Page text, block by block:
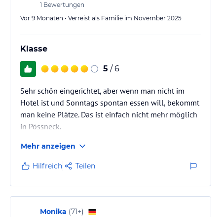
1 Bewertungen
Vor 9 Monaten • Verreist als Familie im November 2025
Klasse
5 / 6
Sehr schön eingerichtet, aber wenn man nicht im
Hotel ist und Sonntags spontan essen will, bekommt
man keine Plätze. Das ist einfach nicht mehr möglich
in Pössneck.
Mehr anzeigen
Hilfreich Teilen
Monika (71+)